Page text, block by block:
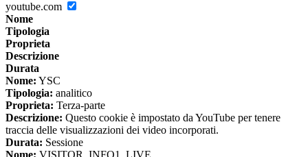
youtube.com
Nome
Tipologia
Proprieta
Descrizione
Durata
Nome: YSC
Tipologia: analitico
Proprieta: Terza-parte
Descrizione: Questo cookie è impostato da YouTube per tenere
traccia delle visualizzazioni dei video incorporati.
Durata: Sessione
Nome: VISITOR_INFO1_LIVE